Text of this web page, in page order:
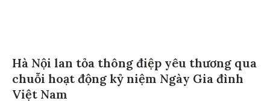
Hà Nội lan tỏa thông điệp yêu thương qua
chuỗi hoạt động kỷ niệm Ngày Gia đình
Việt Nam